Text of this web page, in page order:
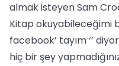
almak isteyen Sam
Kitap okuyabileceğimi
facebook’ tayım ‘’
hiç bir şey